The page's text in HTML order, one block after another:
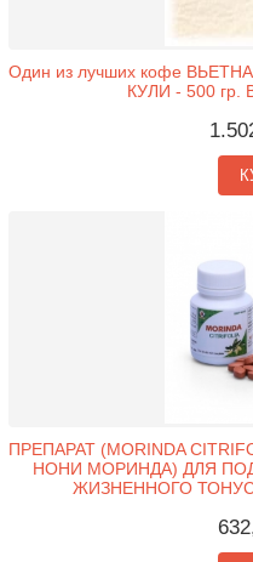
Один из лучших кофе
КУЛИ - 500 гр.
ПРЕПАРАТ (MORINDA
НОНИ МОРИНДА) ДЛЯ
ЖИЗНЕННОГО